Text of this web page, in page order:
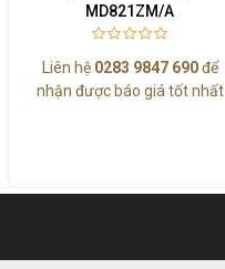
MD821ZM/A
Liên hệ 0283 9847 690để
nhận được báo giá tốt nhất